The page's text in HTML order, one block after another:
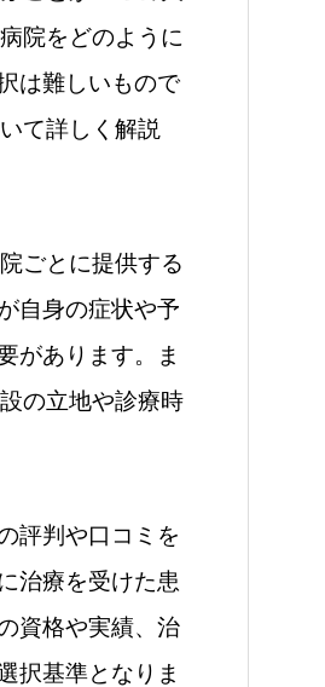
院をどのように
は難しいもので
て詳しく解説
ごとに提供する
自身の症状や予
があります。ま
の立地や診療時
評判や口コミを
治療を受けた患
資格や実績、治
択基準となりま